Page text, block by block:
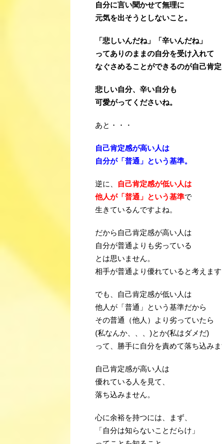
自分に言い聞かせて無理に
元気を出そうとしないこと。
「悲しいんだね」「辛いんだね」
ってありのままの自分を受け入れて
なぐさめることができるのが自己肯
悲しい自分、辛い自分も
可愛がってくださいね。
あと・・・
自己肯定感が高い人は
自分が「普通」という基準。
逆に、
自己肯定感が低い人は
他人が「普通」という基準で
生きているんですよね。
だから自己肯定感が高い人は
自分が普通よりも劣っている
とは思いません。
相手が普通より優れていると考えま
でも、自己肯定感が低い人は
他人が「普通」という基準だから
その普通（他人）より劣っていたら
(私なんか、、、)とか(私はダメだ)
って、勝手に自分を責めて落ち込み
自己肯定感が高い人は
優れている人を見て、
落ち込みません。
心に余裕を持つには、まず、
「自分は知らないことだらけ」